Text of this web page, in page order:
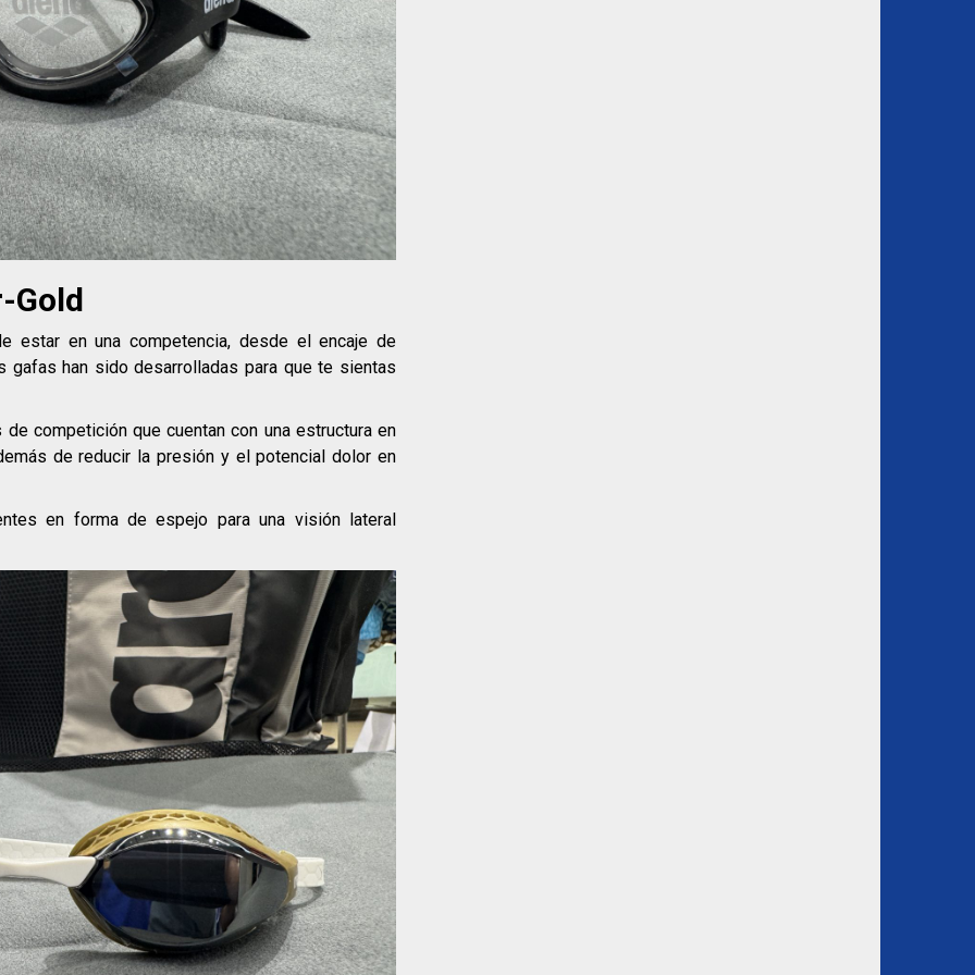
Gold
estar en una competencia, desde el encaje de
gafas han sido desarrolladas para que te sientas
competición que cuentan con una estructura en
de reducir la presión y el potencial dolor en
en forma de espejo para una visión lateral